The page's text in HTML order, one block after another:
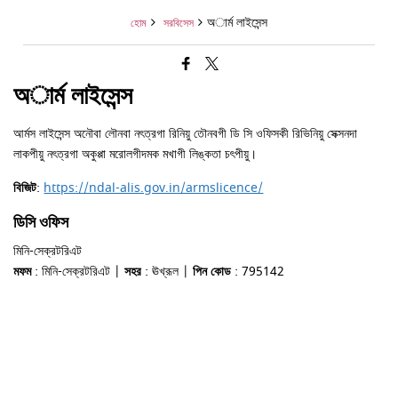
হোম সরবিসেস অার্ম লাইসেন্স
অার্ম লাইসেন্স
আর্মস লাইসেন্স অনৌবা লৌনবা নৎত্রগা রিনিয়ু তৌনবগী ডি সি ওফিসকী রিভিনিয়ু সেক্সনদা
লাকপীয়ু নৎত্রগা অকুপ্পা মরোলগীদমক মখাগী লিঙ্কতা চৎপীয়ু।
বিজিট: https://ndal-alis.gov.in/armslicence/
ডিসি ওফিস
মিনি-সেক্রটরিএট
মফম: মিনি-সেক্রটরিএট |সহর: ঊখ্রূল |পিন কোড: 795142